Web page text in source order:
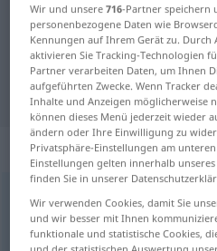
Deutsch-Englisch
"Belegung"
"Belegung"
„Belegung“:
Belegungf <Belegung;keinpl>
Übersicht aller
Wir und unsere716-Partner speichern
personenbezogene Daten wie
Kennungen auf Ihrem Gerät zu. Durch
aktivieren Sie Tracking-Technologien
Partner verarbeiten Daten, um Ihnen
aufgeführten Zwecke. Wenn Tracker
Inhalte und Anzeigen möglicherweise
können dieses Menü jederzeit wieder
ändern oder Ihre Einwilligung zu
Privatsphäre-Einstellungen am
Einstellungen gelten innerhalb
finden Sie in unserer
Wir verwenden Cookies, damit Sie
und wir besser mit Ihnen
funktionale und statistische Cookies,